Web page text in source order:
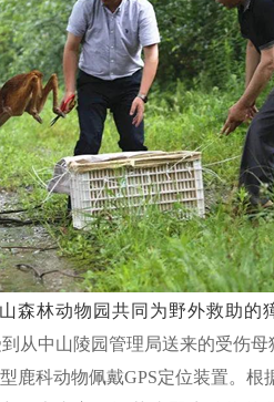
森林动物园共同为野外救助
到从中山陵园管理局送来的受伤
科动物佩戴GPS定位装置。根